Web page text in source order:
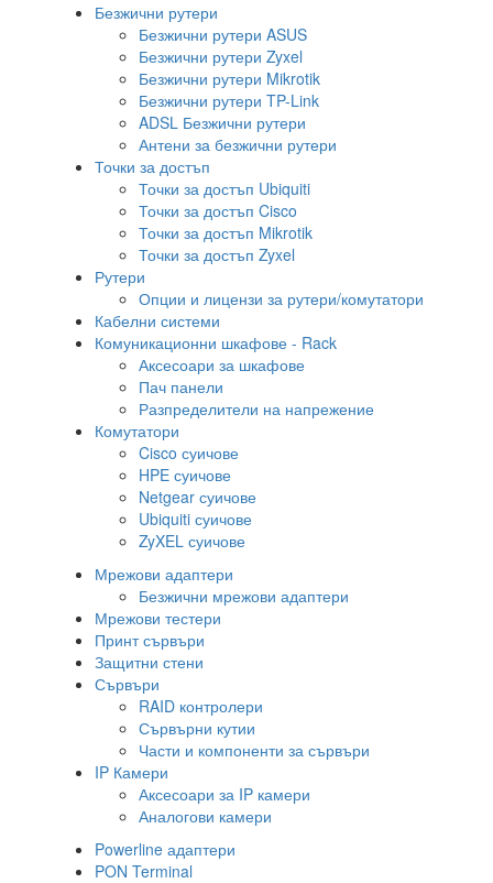
Безжични рутери
Безжични рутери ASUS
Безжични рутери Zyxel
Безжични рутери Mikrotik
Безжични рутери TP-Link
ADSL Безжични рутери
Антени за безжични рутери
Точки за достъп
Точки за достъп Ubiquiti
Точки за достъп Cisco
Точки за достъп Mikrotik
Точки за достъп Zyxel
Рутери
Опции и лицензи за рутери/комутатори
Кабелни системи
Комуникационни шкафове - Rack
Аксесоари за шкафове
Пач панели
Разпределители на напрежение
Комутатори
Cisco суичове
HPE суичове
Netgear суичове
Ubiquiti суичове
ZyXEL суичове
Мрежови адаптери
Безжични мрежови адаптери
Мрежови тестери
Принт сървъри
Защитни стени
Сървъри
RAID контролери
Сървърни кутии
Части и компоненти за сървъри
IP Камери
Аксесоари за IP камери
Аналогови камери
Powerline адаптери
PON Terminal